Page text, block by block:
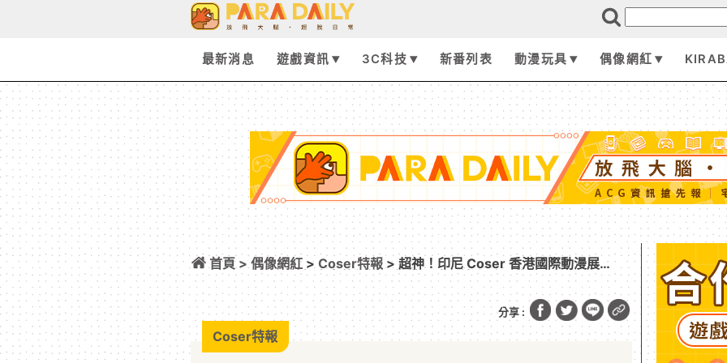
最新消息 遊戲資訊 3C科技 新番列表 動漫玩具 偶像網紅
首頁 >偶像網紅 >Coser特報> 超神！印尼 Coser 香港國際動漫展
Cos《藥師少女的獨語》貓貓 頭巾無違和融入裝扮
分享 :
Coser特報